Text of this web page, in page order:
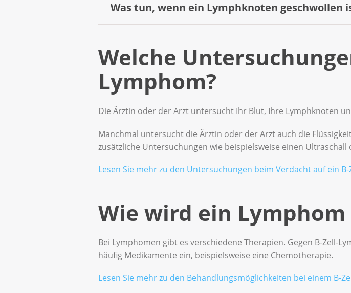
Was tun, wenn ein Lymphknoten geschwollen
Infektion können zum Beispiel die Lymphknoten am Hals
Ist bei Ihnen ein Lymphknoten geschwollen? Oder sind
Welche
Lymphom?
Die Ärztin oder der Arzt untersucht Ihr Blut, Ihre Lymphknoten
Manchmal untersucht die Ärztin oder der Arzt auch die
zusätzliche Untersuchungen wie beispielsweise einen
Lesen Sie mehr zu den Untersuchungen beim Verdacht auf ein
Wie wird ein
Bei Lymphomen gibt es verschiedene Therapien. Gegen B-Zell-
häufig Medikamente ein, beispielsweise eine Chemotherapie.
Lesen Sie mehr zu den Behandlungsmöglichkeiten bei einem B-